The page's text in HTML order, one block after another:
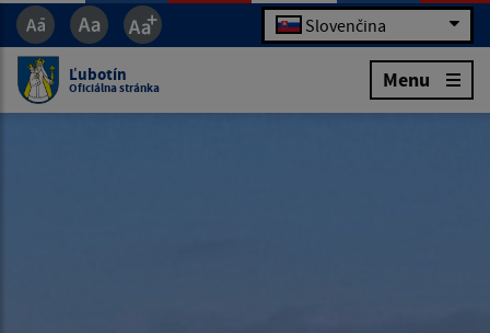
Slovenčina
Ľubotín
Oficiálna stránka Menu